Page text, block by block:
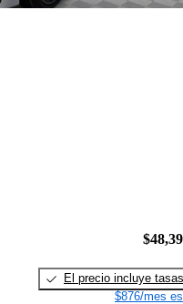
El precio incluye tasas
$876/mes